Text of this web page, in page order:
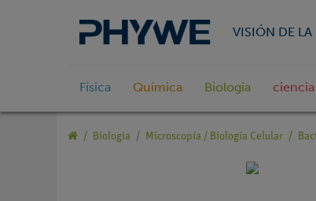
VISIÓN DE
Física Química Biologia
Biologia Microscopía / Biología Celular